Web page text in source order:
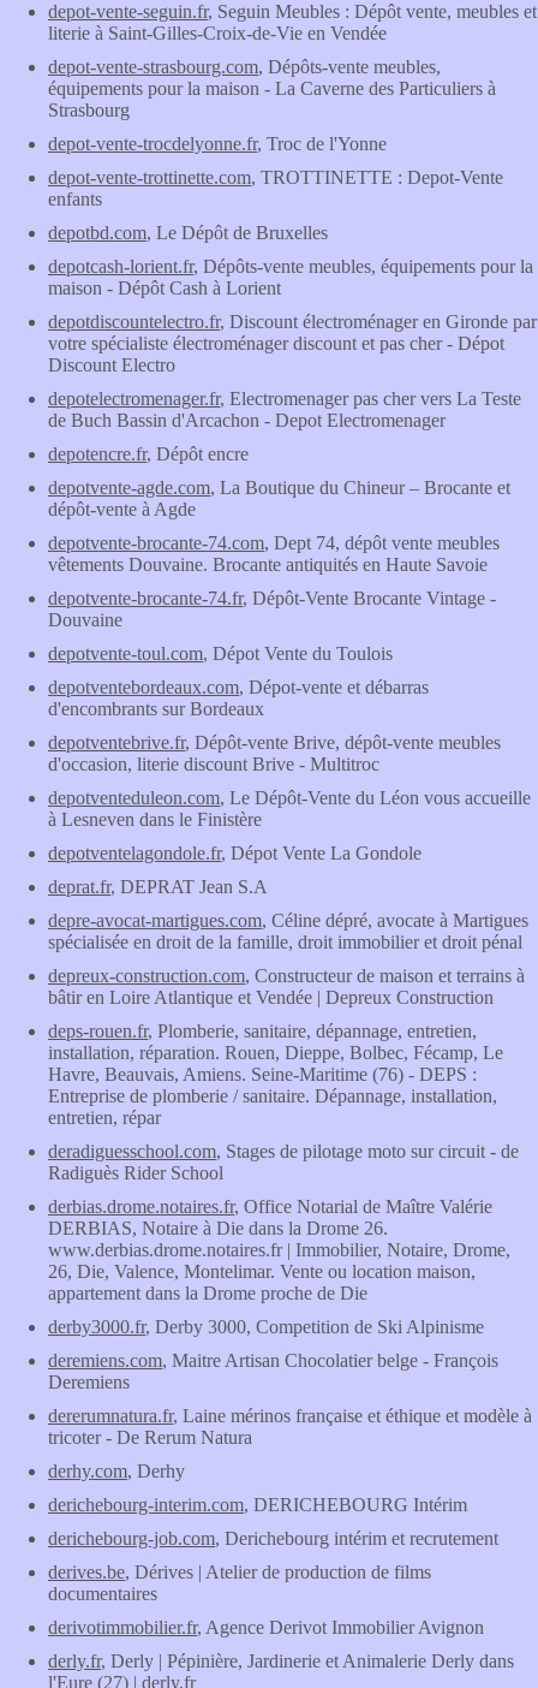
depot-vente-seguin.fr, Seguin Meubles : Dépôt vente, meubles et
literie à Saint-Gilles-Croix-de-Vie en Vendée
depot-vente-strasbourg.com, Dépôts-vente meubles,
équipements pour la maison - La Caverne des Particuliers à
Strasbourg
depot-vente-trocdelyonne.fr, Troc de l'Yonne
depot-vente-trottinette.com, TROTTINETTE : Depot-Vente
enfants
depotbd.com, Le Dépôt de Bruxelles
depotcash-lorient.fr, Dépôts-vente meubles, équipements pour la
maison - Dépôt Cash à Lorient
depotdiscountelectro.fr, Discount électroménager en Gironde par
votre spécialiste électroménager discount et pas cher - Dépot
Discount Electro
depotelectromenager.fr, Electromenager pas cher vers La Teste
de Buch Bassin d'Arcachon - Depot Electromenager
depotencre.fr, Dépôt encre
depotvente-agde.com, La Boutique du Chineur – Brocante et
dépôt-vente à Agde
depotvente-brocante-74.com, Dept 74, dépôt vente meubles
vêtements Douvaine. Brocante antiquités en Haute Savoie
depotvente-brocante-74.fr, Dépôt-Vente Brocante Vintage -
Douvaine
depotvente-toul.com, Dépot Vente du Toulois
depotventebordeaux.com, Dépot-vente et débarras
d'encombrants sur Bordeaux
depotventebrive.fr, Dépôt-vente Brive, dépôt-vente meubles
d'occasion, literie discount Brive - Multitroc
depotventeduleon.com, Le Dépôt-Vente du Léon vous accueille
à Lesneven dans le Finistère
depotventelagondole.fr, Dépot Vente La Gondole
deprat.fr, DEPRAT Jean S.A
depre-avocat-martigues.com, Céline dépré, avocate à Martigues
spécialisée en droit de la famille, droit immobilier et droit pénal
depreux-construction.com, Constructeur de maison et terrains à
bâtir en Loire Atlantique et Vendée | Depreux Construction
deps-rouen.fr, Plomberie, sanitaire, dépannage, entretien,
installation, réparation. Rouen, Dieppe, Bolbec, Fécamp, Le
Havre, Beauvais, Amiens. Seine-Maritime (76) - DEPS :
Entreprise de plomberie / sanitaire. Dépannage, installation,
entretien, répar
deradiguesschool.com, Stages de pilotage moto sur circuit - de
Radiguès Rider School
derbias.drome.notaires.fr, Office Notarial de Maître Valérie
DERBIAS, Notaire à Die dans la Drome 26.
www.derbias.drome.notaires.fr | Immobilier, Notaire, Drome,
26, Die, Valence, Montelimar. Vente ou location maison,
appartement dans la Drome proche de Die
derby3000.fr, Derby 3000, Competition de Ski Alpinisme
deremiens.com, Maitre Artisan Chocolatier belge - François
Deremiens
dererumnatura.fr, Laine mérinos française et éthique et modèle à
tricoter - De Rerum Natura
derhy.com, Derhy
derichebourg-interim.com, DERICHEBOURG Intérim
derichebourg-job.com, Derichebourg intérim et recrutement
derives.be, Dérives | Atelier de production de films
documentaires
derivotimmobilier.fr, Agence Derivot Immobilier Avignon
derly.fr, Derly | Pépinière, Jardinerie et Animalerie Derly dans
l'Eure (27) | derly.fr